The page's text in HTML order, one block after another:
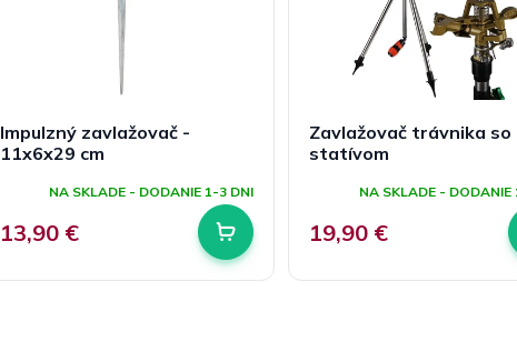
Impulzný zavlažovač -
11x6x29 cm
NA SKLADE - DODANIE 1-3 DNI
13,90 €
Zavlažovač trávnika so
statívom
NA SKLADE - DODANIE
19,90 €